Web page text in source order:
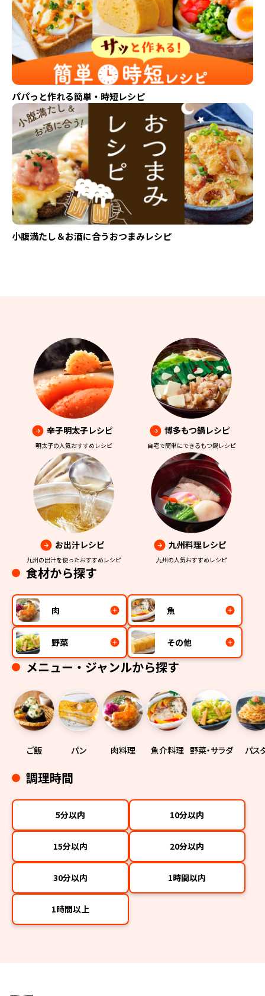
パパっと作れる簡単・時短レシピ
小腹満たし＆お酒に合うおつまみレシピ
辛子明太子レシピ
明太子の人気おすすめレシピ
博多もつ鍋レシピ
自宅で簡単にできるもつ鍋レシピ
お出汁レシピ
九州の出汁を使ったおすすめレシピ
九州料理レシピ
九州の人気おすすめレシピ
食材から探す
肉 魚
野菜 その他
メニュー・ジャンルから探す
ご飯 パン 肉料理 魚介料理 野菜・サラダ パス
調理時間
5分以内 10分以内
15分以内 20分以内
30分以内 1時間以内
1時間以上